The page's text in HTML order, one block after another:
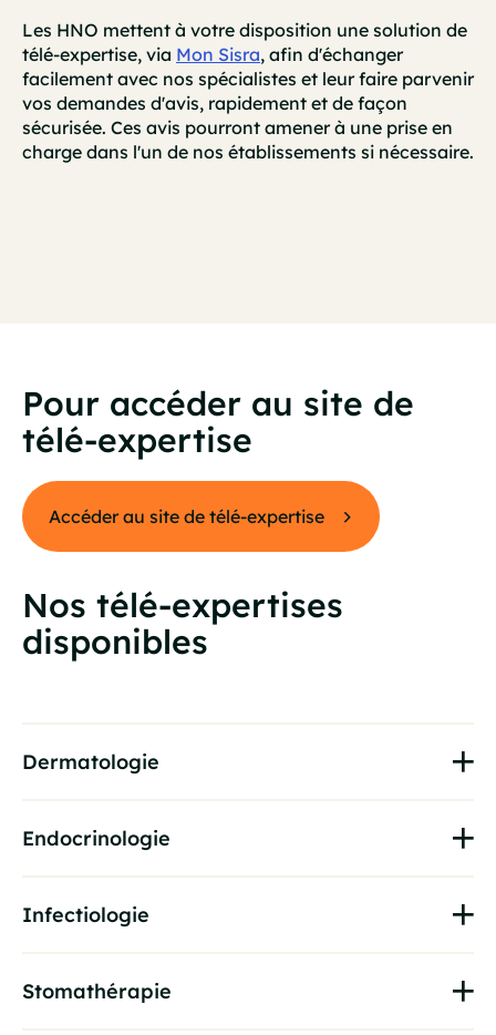
Les HNO mettent à votre disposition une solution de
télé-expertise, via Mon Sisra, afin d'échanger
facilement avec nos spécialistes et leur faire parvenir
vos demandes d'avis, rapidement et de façon
sécurisée. Ces avis pourront amener à une prise en
charge dans l'un de nos établissements si nécessaire.
Pour accéder au site de
télé-expertise
Accéder au site de télé-expertise
Nos télé-expertises
disponibles
Dermatologie
Endocrinologie
Infectiologie
Stomathérapie